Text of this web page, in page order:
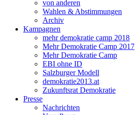
von anderen
Wahlen & Abstimmungen
Archiv
Kampagnen
mehr demokratie camp 2018
Mehr Demokratie Camp 2017
Mehr Demokratie Camp
EBI ohne ID
Salzburger Modell
demokratie2013.at
Zukunftsrat Demokratie
Presse
Nachrichten